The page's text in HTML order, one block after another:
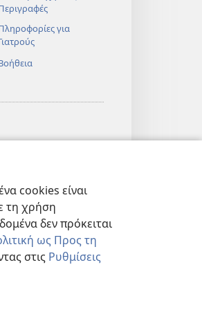
cookies είναι
τη χρήση
δεν πρόκειται
ως Προς τη
στις Ρυθμίσεις
για
Βιβλιοθήκη της
Σκοπιάς